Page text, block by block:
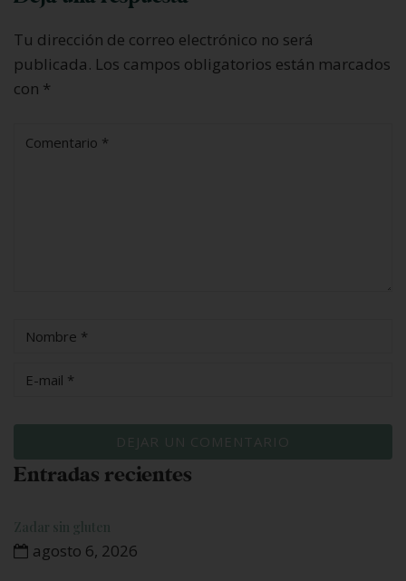
Tu dirección de correo electrónico no será
publicada. Los campos obligatorios están marcados
con *
Entradas recientes
Zadar sin gluten
agosto 6, 2026